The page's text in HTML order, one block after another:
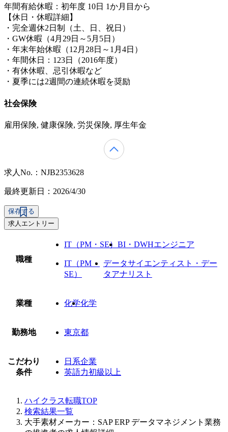
年間有給休暇：初年度 10日 1か月目から
【休日・休暇詳細】
・完全週休2日制（土、日、祝日）
・GW休暇（4月29日～5月5日）
・年末年始休暇（12月28日～1月4日）
・年間休日：123日（2016年度）
・有休休暇、忌引休暇など
・夏季には2週間の連続休暇を奨励
社会保険
雇用保険, 健康保険, 労災保険, 厚生年金
求人No.：NJB2353628
最終更新日：2026/4/30
保存する
求人エントリー
職種
IT（PM・SE） BI・DWHエンジニア
IT（PM・
SE）
データサイエンティスト・デー
タアナリスト
業種 化学化学
勤務地 東京都
こだわり
条件
日系企業
英語力初級以上
ハイクラス転職TOP
検索結果一覧
大手素材メーカー：SAP ERP データマネジメント業務